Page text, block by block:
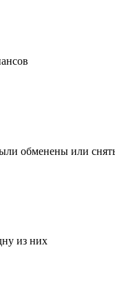
обменены или
из них